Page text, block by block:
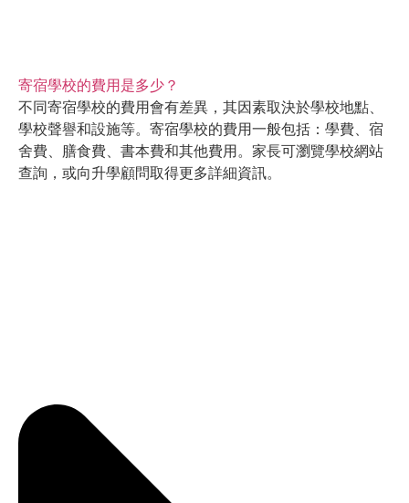
寄宿學校的費用是多少？
不同寄宿學校的費用會有差異，其因素取決於學校地點、
學校聲譽和設施等。寄宿學校的費用一般包括：學費、宿
舍費、膳食費、書本費和其他費用。家長可瀏覽學校網站
查詢，或向升學顧問取得更多詳細資訊。